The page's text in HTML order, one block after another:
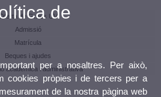
de Graus UV
Admissió
Matrícula
Beques i ajudes
acadèmica i administrativa
de
per a nosaltres. Per això,
cookies pròpies i de tercers per a
de la nostra pàgina web